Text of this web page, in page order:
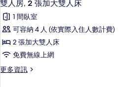
床
和
1
張
沙
發
雙
人
和
沙
示
雙
人
房,
張
雙人房, 2 張加大雙人床
1 間臥室
可容納 4 人 (依實際入住人數計費)
2 張加大雙人床
免費無線上網
更多資訊
更